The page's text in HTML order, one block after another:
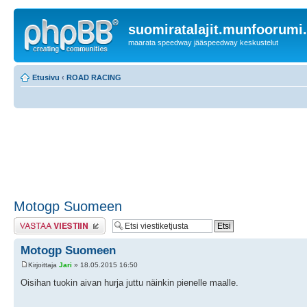
maarata speedway jääspeedway keskustelut
Etusivu ‹ ROAD RACING
Motogp Suomeen
Lähetä vastaus
Motogp Suomeen
Kirjoittaja Jari » 18.05.2015 16:50
Oisihan tuokin aivan hurja juttu näinkin pienelle maalle.